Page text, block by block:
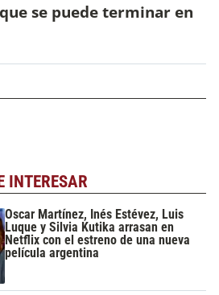
se puede terminar en
INTERESAR
Oscar Martínez, Inés Estévez, Luis
Luque y Silvia Kutika arrasan en
Netflix con el estreno de una nueva
película argentina